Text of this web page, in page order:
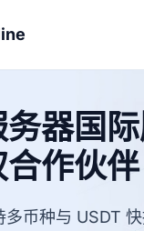
器国
作伙伴
多币种与 USDT